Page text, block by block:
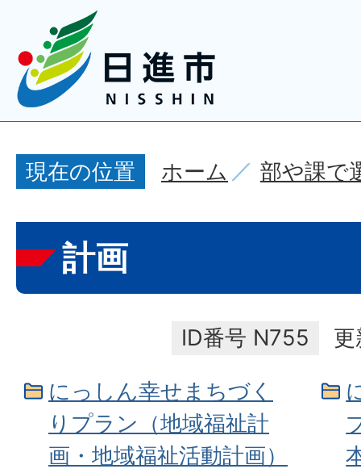
現在の位置 ホーム 部や課で
計画
ID番号 N755
にっしん幸せまちづく
りプラン（地域福祉計
画・地域福祉活動計画）